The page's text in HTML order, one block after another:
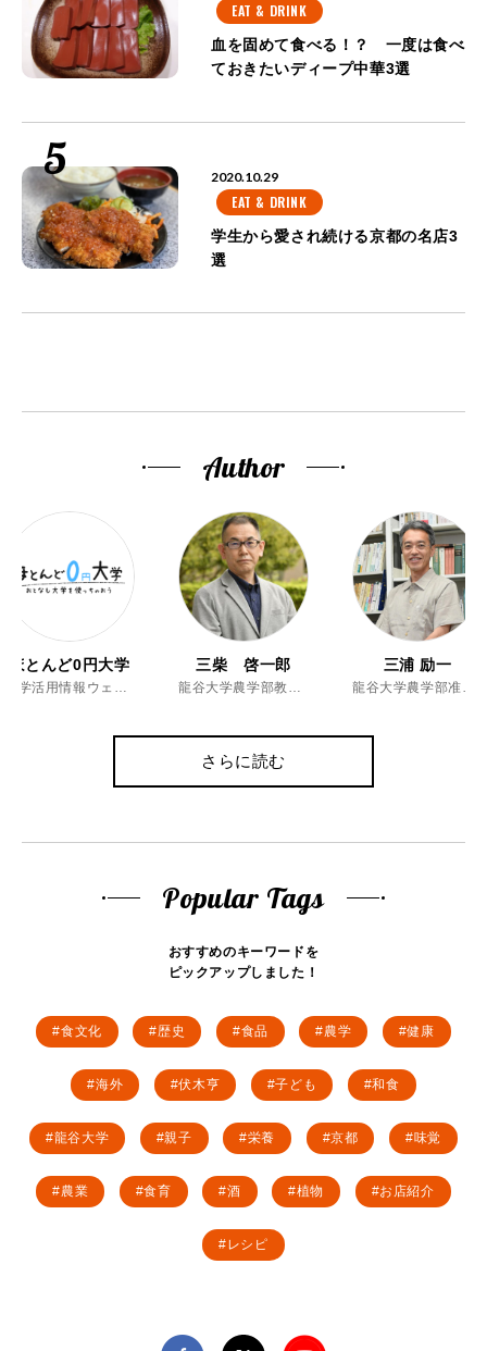
EAT & DRINK
血を固めて食べる！？ 一度は食べ
ておきたいディープ中華3選
2020.10.29
EAT & DRINK
学生から愛され続ける京都の名店3
選
Author
ほとんど0円大学
大学活用情報ウェブマガジン
三柴 啓一郎
龍谷大学農学部教授、博士（農学）
三浦 励一
龍谷大学農学部准教授、博士（農学）
さらに読む
Popular Tags
おすすめのキーワードを
ピックアップしました！
食文化 歴史 食品 農学 健康
海外 伏木亨 子ども 和食
龍谷大学 親子 栄養 京都 味覚
農業 食育 酒 植物 お店紹介
レシピ